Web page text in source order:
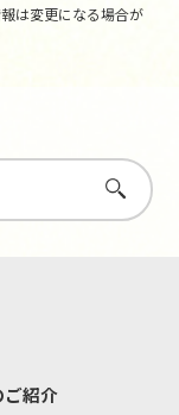
は変更になる場合が
さがす
紹介